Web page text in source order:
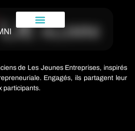
de Les Jeunes Entreprises, inspirés
Engagés, ils partagent leur
participants.